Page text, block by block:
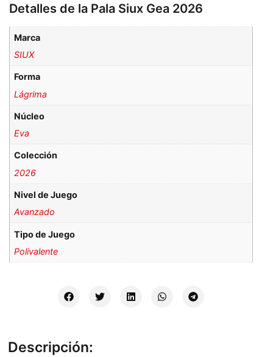
Detalles de la Pala Siux Gea 2026
Marca
SIUX
Forma
Lágrima
Núcleo
Eva
Colección
2026
Nivel de Juego
Avanzado
Tipo de Juego
Polivalente
Descripción: